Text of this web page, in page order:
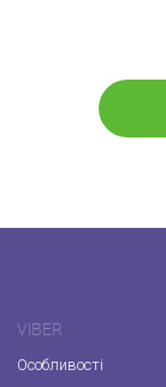
VIBER
Особливості